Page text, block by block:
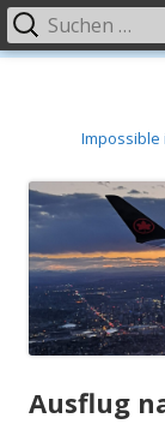
Impossible
Primäres
Ausflug